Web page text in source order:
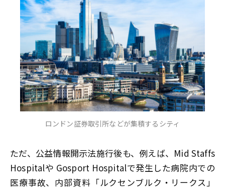
ロンドン証券取引所などが集積するシティ
ただ、公益情報開示法施行後も、例えば、Mid Staffs
Hospitalや Gosport Hospitalで発生した病院内での
医療事故、内部資料「ルクセンブルク・リークス」